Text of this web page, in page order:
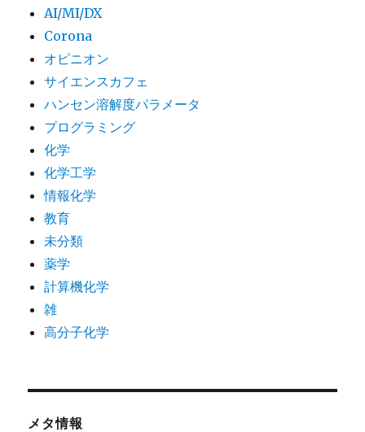
AI/MI/DX
Corona
オピニオン
サイエンスカフェ
ハンセン溶解度パラメータ
プログラミング
化学
化学工学
情報化学
教育
未分類
薬学
計算機化学
雑
高分子化学
メタ情報